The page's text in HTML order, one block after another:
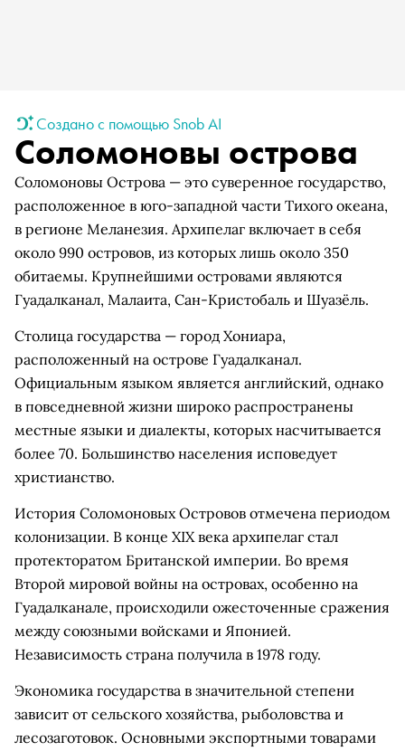
Создано с помощью Snob AI
Соломоновы острова
Соломоновы Острова — это суверенное государство,
расположенное в юго-западной части Тихого океана,
в регионе Меланезия. Архипелаг включает в себя
около 990 островов, из которых лишь около 350
обитаемы. Крупнейшими островами являются
Гуадалканал, Малаита, Сан-Кристобаль и Шуазёль.
Столица государства — город Хониара,
расположенный на острове Гуадалканал.
Официальным языком является английский, однако
в повседневной жизни широко распространены
местные языки и диалекты, которых насчитывается
более 70. Большинство населения исповедует
христианство.
История Соломоновых Островов отмечена периодом
колонизации. В конце XIX века архипелаг стал
протекторатом Британской империи. Во время
Второй мировой войны на островах, особенно на
Гуадалканале, происходили ожесточенные сражения
между союзными войсками и Японией.
Независимость страна получила в 1978 году.
Экономика государства в значительной степени
зависит от сельского хозяйства, рыболовства и
лесозаготовок. Основными экспортными товарами